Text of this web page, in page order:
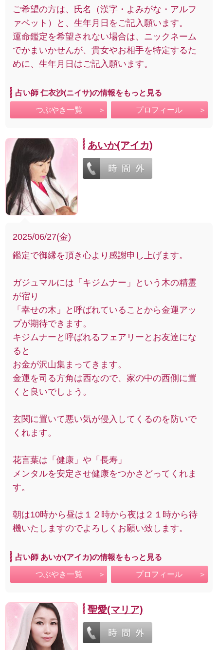
ご希望の方は、氏名（漢字・よみがな・アルフ
ァベット）と、生年月日をご記入願います。
運命鑑定を希望されない場合は、ニックネーム
でかまいかせんが、貴女やお相手を特定するた
めに、生年月日はご記入願います。
占い師 仁衣沙(ニイサ)の情報をもっと見る
つぶやき一覧 プロフィール
あいか(アイカ)
2025/06/27(金)
鑑定で御縁を頂き心より感謝申し上げます。
ガジュマルには「キジムナー」という木の精霊
が宿り
「幸せの木」と呼ばれていることから金運アッ
プが期待できます。
キジムナーと呼ばれるフェアリーとお友達にな
ると
お金が沢山集まってきます。
金運を司る方角は西なので、家の中の西側に置
くと良いでしょう。
玄関に置いて悪い気が侵入してくるのを防いで
くれます。
花言葉は「健康」や「長寿」
メンタルを安定させ健康をつかさどってくれま
す。
朝は10時から昼は１２時から夜は２１時から待
機いたしますのでよろしくお願い致します。
占い師 あいか(アイカ)の情報をもっと見る
つぶやき一覧 プロフィール
聖愛(マリア)